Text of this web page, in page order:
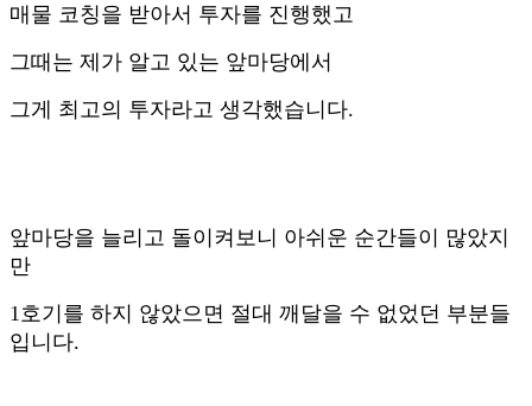
매물 코칭을 받아서 투자를 진행했고
그때는 제가 알고 있는 앞마당에서
그게 최고의 투자라고 생각했습니다.
앞마당을 늘리고 돌이켜보니 아쉬운 순간들이 많았지
만
1호기를 하지 않았으면 절대 깨달을 수 없었던 부분들
입니다.